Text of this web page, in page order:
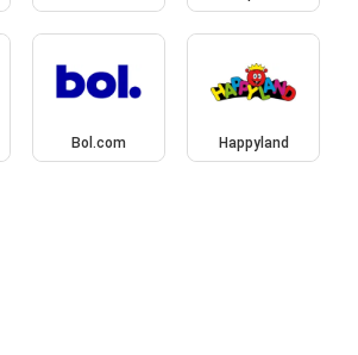
Bol.com Happyland